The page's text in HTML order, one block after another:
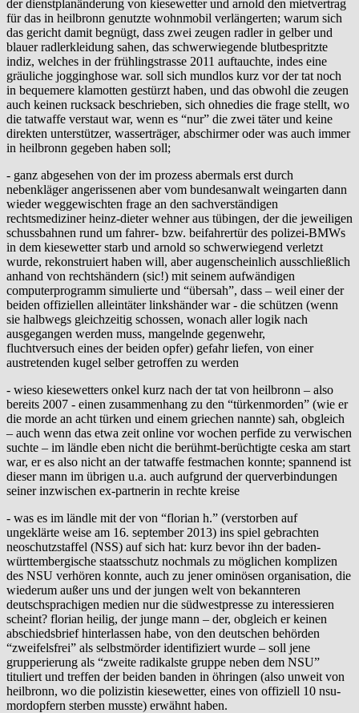
der dienstplanänderung von kiesewetter und arnold den mietvertrag
für das in heilbronn genutzte wohnmobil verlängerten; warum sich
das gericht damit begnügt, dass zwei zeugen radler in gelber und
blauer radlerkleidung sahen, das schwerwiegende blutbespritzte
indiz, welches in der frühlingstrasse 2011 auftauchte, indes eine
gräuliche jogginghose war. soll sich mundlos kurz vor der tat noch
in bequemere klamotten gestürzt haben, und das obwohl die zeugen
auch keinen rucksack beschrieben, sich ohnedies die frage stellt, wo
die tatwaffe verstaut war, wenn es “nur” die zwei täter und keine
direkten unterstützer, wasserträger, abschirmer oder was auch immer
in heilbronn gegeben haben soll;
- ganz abgesehen von der im prozess abermals erst durch
nebenkläger angerissenen aber vom bundesanwalt weingarten dann
wieder weggewischten frage an den sachverständigen
rechtsmediziner heinz-dieter wehner aus tübingen, der die jeweiligen
schussbahnen rund um fahrer- bzw. beifahrertür des polizei-BMWs
in dem kiesewetter starb und arnold so schwerwiegend verletzt
wurde, rekonstruiert haben will, aber augenscheinlich ausschließlich
anhand von rechtshändern (sic!) mit seinem aufwändigen
computerprogramm simulierte und “übersah”, dass – weil einer der
beiden offiziellen alleintäter linkshänder war - die schützen (wenn
sie halbwegs gleichzeitig schossen, wonach aller logik nach
ausgegangen werden muss, mangelnde gegenwehr,
fluchtversuch eines der beiden opfer) gefahr liefen, von einer
austretenden kugel selber getroffen zu werden
- wieso kiesewetters onkel kurz nach der tat von heilbronn – also
bereits 2007 - einen zusammenhang zu den “türkenmorden” (wie er
die morde an acht türken und einem griechen nannte) sah, obgleich
– auch wenn das etwa zeit online vor wochen perfide zu verwischen
suchte – im ländle eben nicht die berühmt-berüchtigte ceska am start
war, er es also nicht an der tatwaffe festmachen konnte; spannend ist
dieser mann im übrigen u.a. auch aufgrund der querverbindungen
seiner inzwischen ex-partnerin in rechte kreise
- was es im ländle mit der von “florian h.” (verstorben auf
ungeklärte weise am 16. september 2013) ins spiel gebrachten
neoschutzstaffel (NSS) auf sich hat: kurz bevor ihn der baden-
württembergische staatsschutz nochmals zu möglichen komplizen
des NSU verhören konnte, auch zu jener ominösen organisation, die
wiederum außer uns und der jungen welt von bekannteren
deutschsprachigen medien nur die südwestpresse zu interessieren
scheint? florian heilig, der junge mann – der, obgleich er keinen
abschiedsbrief hinterlassen habe, von den deutschen behörden
“zweifelsfrei” als selbstmörder identifiziert wurde – soll jene
grupperierung als “zweite radikalste gruppe neben dem NSU”
tituliert und treffen der beiden banden in öhringen (also unweit von
heilbronn, wo die polizistin kiesewetter, eines von offiziell 10 nsu-
mordopfern sterben musste) erwähnt haben.